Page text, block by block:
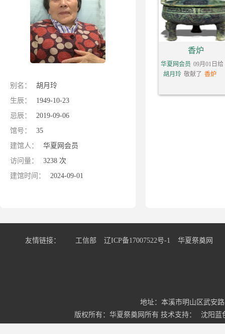
别名：
胡月玲
生辰：
1949-10-23
忌辰：
2019-09-06
馆号：
35
建馆人：
华夏网会员
访问量：
3238 次
建馆时间：
2024-09-01
香炉
华夏网会员 09月01日给
胡月玲 敬献了 香炉
友情链接： 工信部 辽ICP备17007522号-1 华夏祭奠网
地址：本溪市明山区武安路
版权所有：华夏祭奠网所有 技术支持：
沈阳蓝